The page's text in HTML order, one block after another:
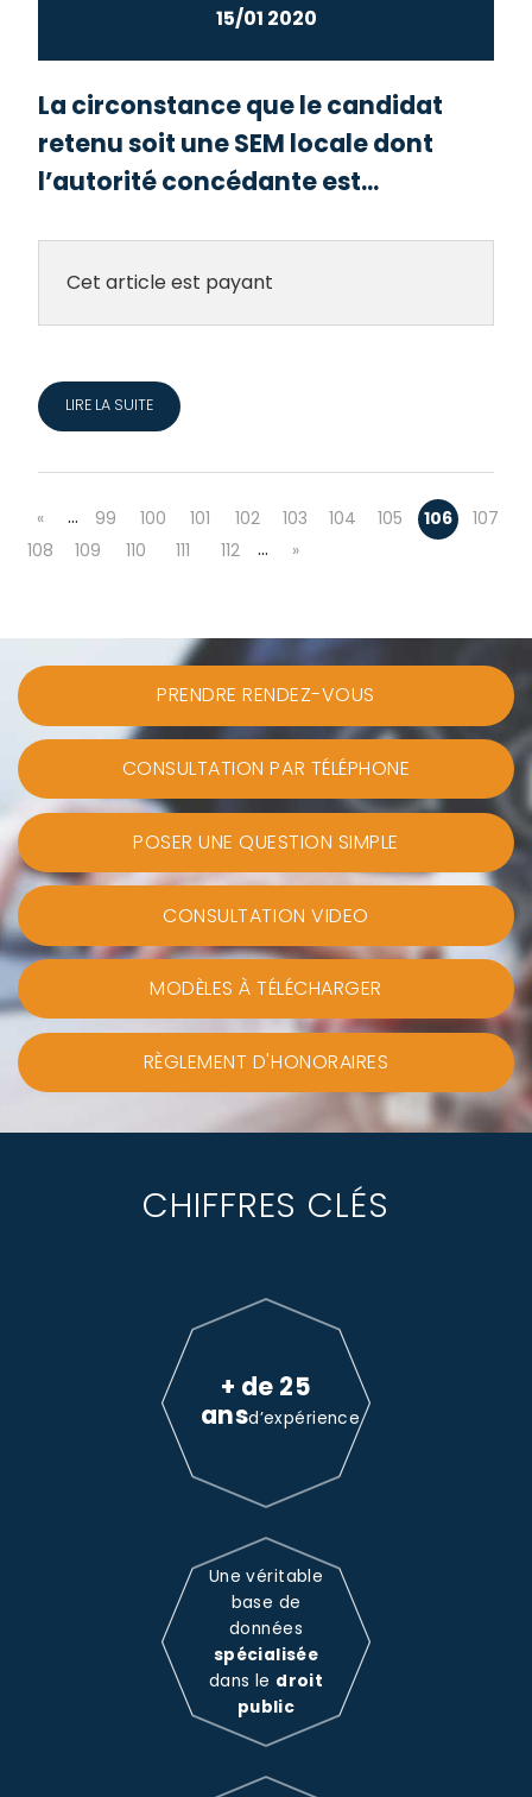
15/01 2020
La circonstance que le candidat
retenu soit une SEM locale dont
l’autorité concédante est...
Cet article est payant
LIRE LA SUITE
« … 99 100 101 102 103 104 105 106
107
108
109 110 111 112 … »
PRENDRE RENDEZ-VOUS
CONSULTATION PAR TÉLÉPHONE
POSER UNE QUESTION SIMPLE
CONSULTATION VIDEO
MODÈLES À TÉLÉCHARGER
RÈGLEMENT D'HONORAIRES
CHIFFRES CLÉS
+ de 25
ansd’expérience
Une véritable
base de
données
spécialisée
dans le droit
public